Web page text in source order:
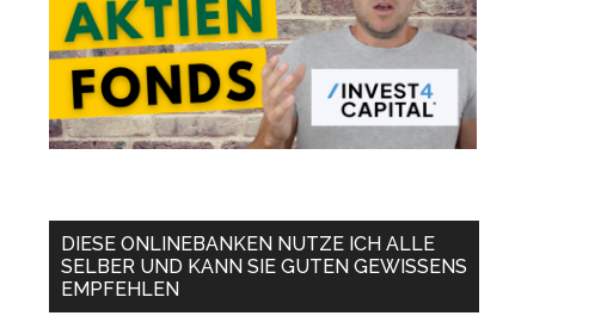
DIESE ONLINEBANKEN NUTZE ICH ALLE
SELBER UND KANN SIE GUTEN GEWISSENS
EMPFEHLEN